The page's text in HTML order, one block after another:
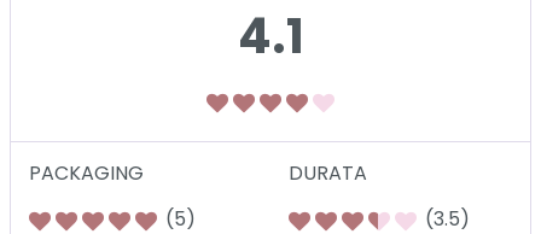
4.1
PACKAGING
(5)
DURATA
(3.5)